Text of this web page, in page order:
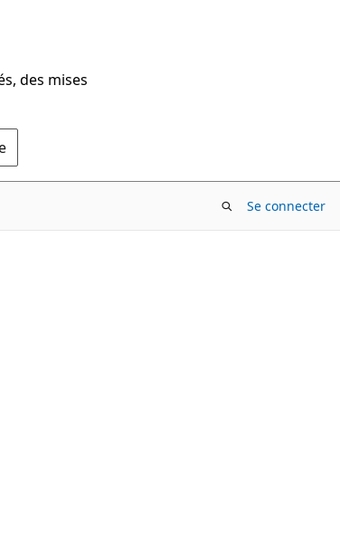
des mises
Se connecter